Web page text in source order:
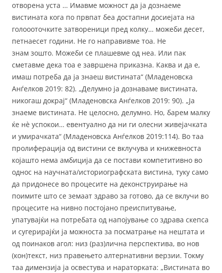
отворена уста … Имавме можност да ја дознаеме
вистината кога по првпат беа достапни досиејата на
голоооточките затвореници пред колку… можеби десет,
петнаесет години. Не го направивме тоа. Не
знам зошто. Можеби се плашевме од неа. Или пак
сметавме дека тоа е завршена приказна. Каква и да е,
имаш потреба да ја знаеш вистината“ (Младеновска
Анѓелков 2019: 82). „Делумно ја дознаваме вистината,
никогаш докрај“ (Младеновска Анѓелков 2019: 90). „Ја
знаеме вистината. Не целосно, делумно. Но, барем малку
ќе нè успокои… евентуално да ни ги олесни живејачката
и умирачката“ (Младеновска Анѓелков 2019:114). Во таа
пролиферација од вистини се вклучува и книжевноста
којашто нема амбиција да се постави компетитивно во
однос на научната/историографската вистина, туку само
да придонесе во процесите на деконструирање на
поимите што се земаат здраво за готово, да се вклучи во
процесите на нивно постојано преиспитување,
упатувајќи на потребата од напојување со здрава скепса
и сугерирајќи ја можноста за посматрање на нештата и
од поинаков агол: низ (раз)лична перспектива, во нов
(кон)текст, низ правењето алтернативни верзии. Токму
таа димензија ја освестува и нараторката: „Вистината во